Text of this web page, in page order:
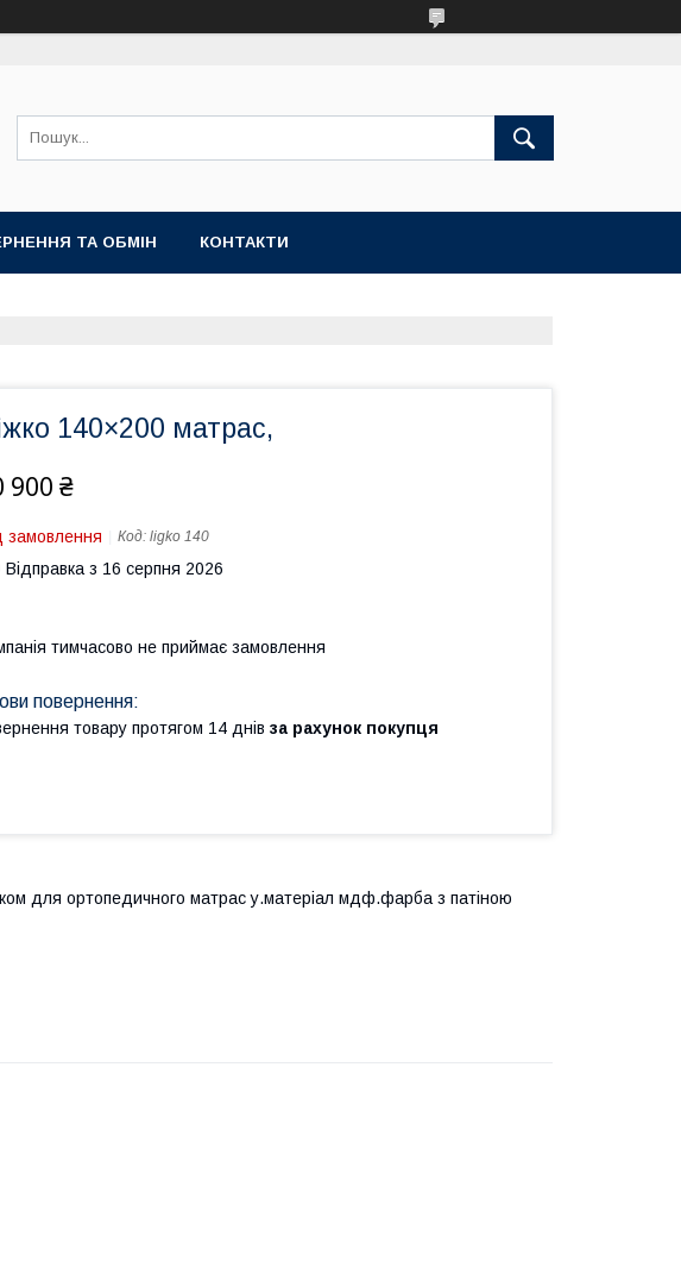
ТА ОБМІН КОНТАКТИ
140×200 матрас,
900 ₴
замовлення Код: ligko 140
Відправка з 16 серпня 2026
тимчасово не приймає замовлення
товару протягом 14 днів за рахунок покупця
для ортопедичного матрас у.матеріал мдф.фарба з патіною